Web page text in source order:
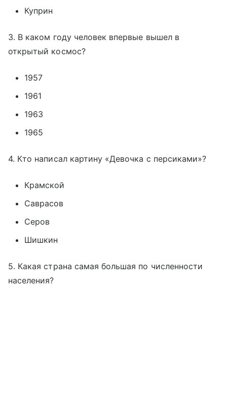
Куприн
3. В каком году человек впервые вышел в
открытый космос?
1957
1961
1963
1965
4. Кто написал картину «Девочка с персиками»?
Крамской
Саврасов
Серов
Шишкин
5. Какая страна самая большая по численности
населения?